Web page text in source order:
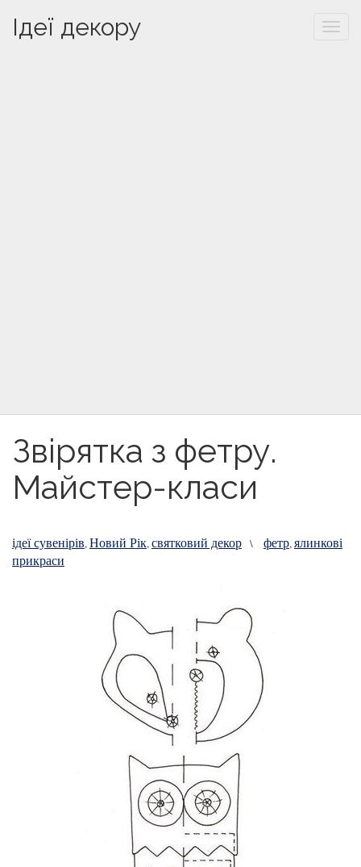
Ідеї декору
Звірятка з фетру.
Майстер-класи
ідеї сувенірів,Новий Рік,святковий декор \ фетр,ялинкові
прикраси